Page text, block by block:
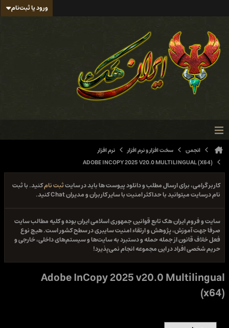
ورود یا ثبت‌نام
انجمن سخت افزار و نرم افزار
نرم افزار
ADOBE INCOPY 2025 V20.0 MULTILINGUAL (X64)
کاربر گرامی، برای ارسال مطلب و دانلود پیوست ها باید در سایتثبت نامکنید. با ثبت
نام درسایت میتوانید با حداکثر امنیت با سایر کاربران و مدیران Chat کنید.
سایت و فروم ایران هک تابع قوانین جمهوری اسلامی ایران بوده و کلیه مطالب سایت
صرفا جهت آموزش، پژوهش و ارتقاء امنیت سایبری در سطح کشور است. هیچ نوع
فعل خلاف قانون از جمله حمله و دستبرد به سایت‌ها و سیستم‌های داخلی، خارجی و
حریم شخصی افراد در این مجموعه انجام نمی‌پذیرد!
Adobe InCopy 2025 v20.0 Multilingual
(x64)